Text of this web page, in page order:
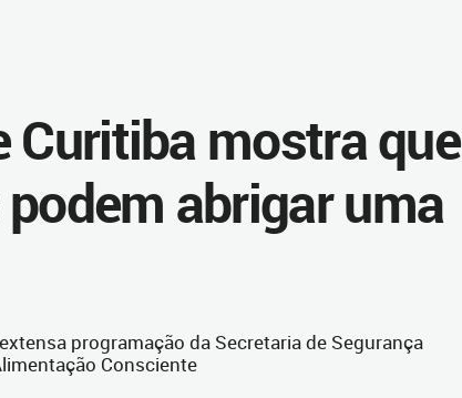
Curitiba mostra que
abrigar uma
programação da Secretaria de Segurança
Consciente